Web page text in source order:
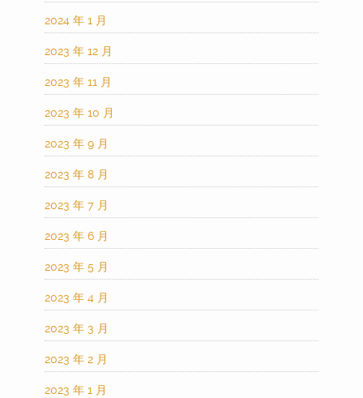
2024 年 1 月
2023 年 12 月
2023 年 11 月
2023 年 10 月
2023 年 9 月
2023 年 8 月
2023 年 7 月
2023 年 6 月
2023 年 5 月
2023 年 4 月
2023 年 3 月
2023 年 2 月
2023 年 1 月